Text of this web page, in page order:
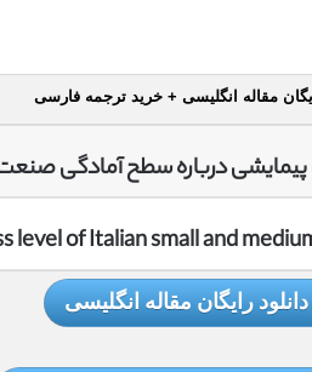
مقاله انگلیسی + خرید ترجمه فارسی
سطح آمادگی صنعت 4.0 در شرکتهای کوچک و متوسط
level of Italian small and
دانلود رایگان مقاله انگلیسی